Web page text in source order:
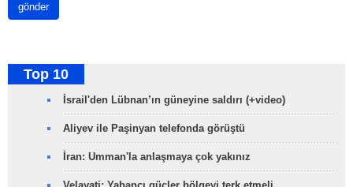
gönder
Top 10
İsrail'den Lübnan’ın güneyine saldırı (+video)
Aliyev ile Paşinyan telefonda görüştü
İran: Umman'la anlaşmaya çok yakınız